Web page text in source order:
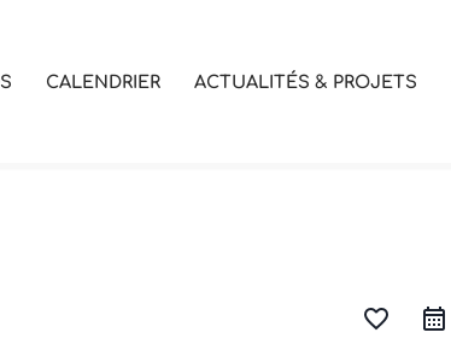
CALENDRIER ACTUALITÉS & PROJETS
favorite_border